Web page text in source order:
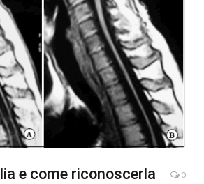
e come riconoscerla 0